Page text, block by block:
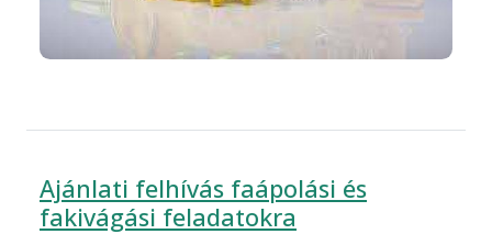
Ajánlati felhívás faápolási és
fakivágási feladatokra